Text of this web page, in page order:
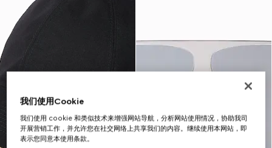
我们使用Cookie
我们使用 cookie 和类似技术来增强网站导航，分析网站使用情况，协助我司
开展营销工作，并允许您在社交网络上共享我们的内容。继续使用本网站，即
表示您同意本使用条款。